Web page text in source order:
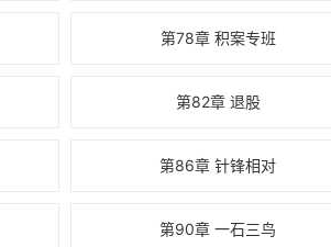
第78章 积案专班
第82章 退股
第86章 针锋相对
第90章 一石三鸟